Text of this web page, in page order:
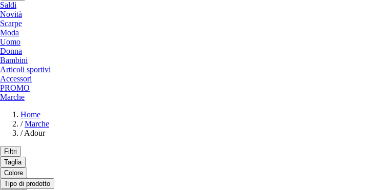
Saldi
Novità
Scarpe
Moda
Uomo
Donna
Bambini
Articoli sportivi
Accessori
PROMO
Marche
Home
/ Marche
/ Adour
Filtri
Taglia
Colore
Tipo di prodotto